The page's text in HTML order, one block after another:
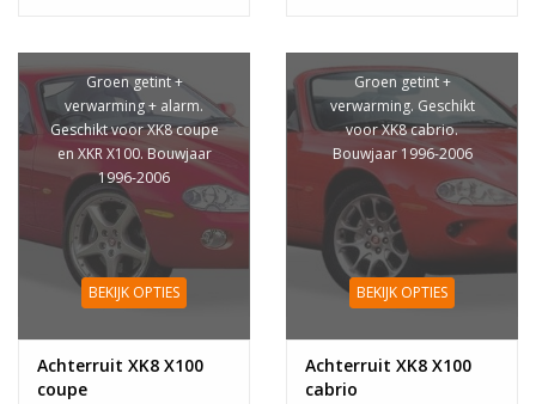
Groen getint +
verwarming + alarm.
Geschikt voor XK8 coupe
en XKR X100. Bouwjaar
1996-2006
BEKIJK OPTIES
Achterruit XK8 X100
coupe
Groen getint +
verwarming. Geschikt
voor XK8 cabrio.
Bouwjaar 1996-2006
BEKIJK OPTIES
Achterruit XK8 X100
cabrio